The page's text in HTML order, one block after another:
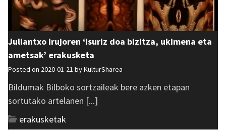
Juliantxo Irujoren ‘Isuriz doa bizitza, ukimena eta
ametsak’ erakusketa
Posted on 2020-01-21 byKulturSharea
Bildumak Bilboko sortzaileak bere azken etapan
sortutako artelanen [...]
erakusketak